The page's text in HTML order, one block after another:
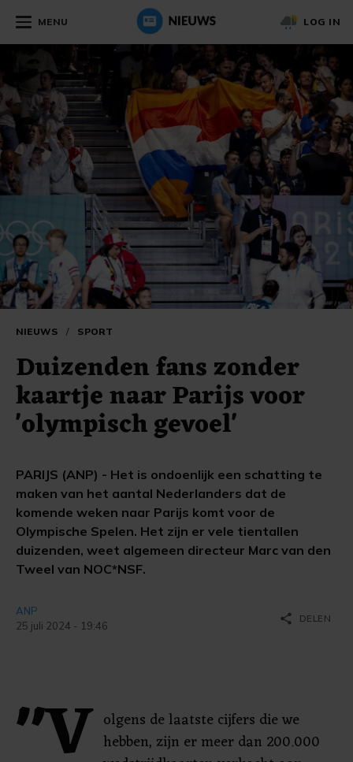
MENU LOG IN
NIEUWS / SPORT
Duizenden fans zonder
kaartje naar Parijs voor
'olympisch gevoel'
PARIJS (ANP) - Het is ondoenlijk een schatting te
maken van het aantal Nederlanders dat de
komende weken naar Parijs komt voor de
Olympische Spelen. Het zijn er vele tientallen
duizenden, weet algemeen directeur Marc van den
Tweel van NOC*NSF.
ANP
25 juli 2024 - 19:46
share DELEN
"V olgens de laatste cijfers die we
hebben, zijn er meer dan 200.000